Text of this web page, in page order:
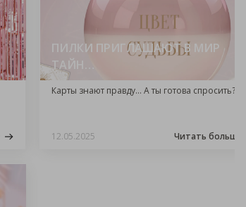
ПИЛКИ ПРИГЛАШАЮТ В МИР
ТАЙН…
Карты знают правду… А ты готова спросить?
12.05.2025 Читать больше